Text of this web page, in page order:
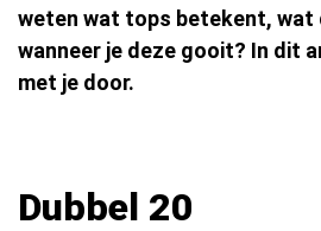
weten wat tops betekent, wat
wanneer je deze gooit? In dit
met je door.
Dubbel 20